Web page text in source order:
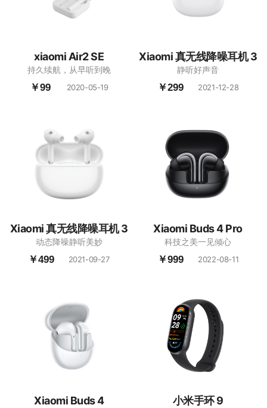
xiaomi Air2 SE
持久续航，从早听到晚
￥99 2020-05-19
Xiaomi 真无线降噪耳机 3
静听好声音
￥299 2021-12-28
Xiaomi 真无线降噪耳机 3
Pro
动态降噪静听美妙
￥499 2021-09-27
Xiaomi Buds 4 Pro
科技之美一见倾心
￥999 2022-08-11
Xiaomi Buds 4 小米手环 9